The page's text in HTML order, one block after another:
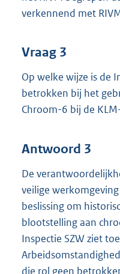
verkennend met
Vraag 3
Op welke wijze is de
betrokken bij het
Chroom-6 bij de
Antwoord 3
De
veilige
beslissing om
blootstelling aan
Inspectie SZW ziet
die rol geen